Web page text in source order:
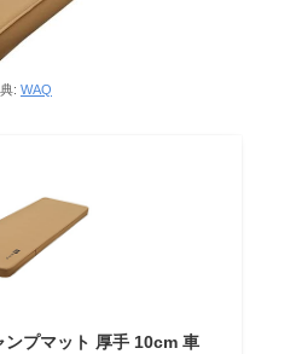
: WAQ
ンプマット 厚手 10cm 車